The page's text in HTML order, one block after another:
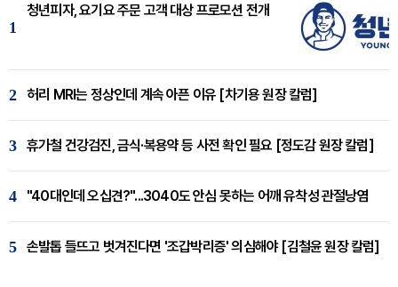
1
청년피자, 요기요 주문 고객 대상 프로모션 전개
2 허리 MRI는 정상인데 계속 아픈 이유 [차기용 원장 칼럼]
3 휴가철 건강검진, 금식·복용약 등 사전 확인 필요 [정도감 원장 칼럼]
4 "40대인데 오십견?"...3040도 안심 못하는 어깨 유착성 관절낭염
5 손발톱 들뜨고 벗겨진다면 '조갑박리증' 의심해야 [김철윤 원장 칼럼]